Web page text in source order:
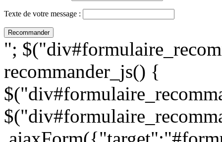
Texte de votre message :
";
recommander_js() {